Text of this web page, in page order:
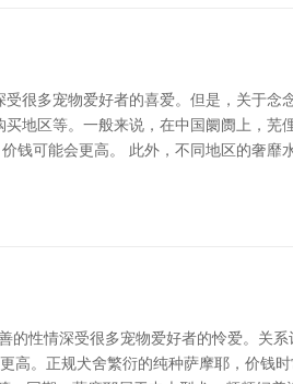
很多宠物爱好者的喜爱。但是，关于
地区等。一般来说，在中国阛阓上，
钱可能会更高。 此外，不同地区的奢靡
性情深受很多宠物爱好者的怜爱。关
。正规犬舍繁衍的纯种萨摩耶，价